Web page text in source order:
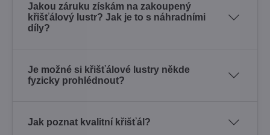
Jakou záruku získám na zakoupený
křišťálový lustr? Jak je to s náhradními
díly?
Je možné si křišťálové lustry někde
fyzicky prohlédnout?
Jak poznat kvalitní křišťál?